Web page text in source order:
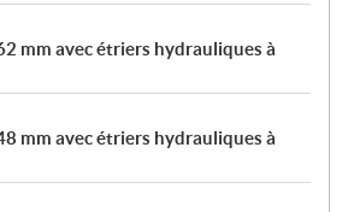
mm avec étriers hydrauliques à
mm avec étriers hydrauliques à